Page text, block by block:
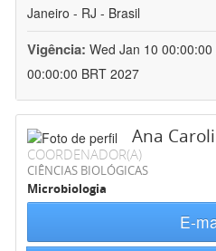
Janeiro - RJ - Brasil
Vigência: Wed Jan 10
00:00:00 BRT 2027
Ana
COORDENADOR(A)
CIÊNCIAS BIOLÓGICAS
Microbiologia
E-